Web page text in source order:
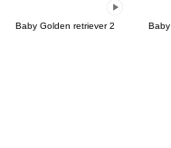
Baby Golden retriever 2